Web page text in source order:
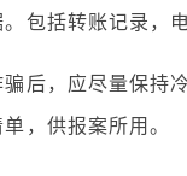
包括转账记录，
后，应尽量保持
，供报案所用。